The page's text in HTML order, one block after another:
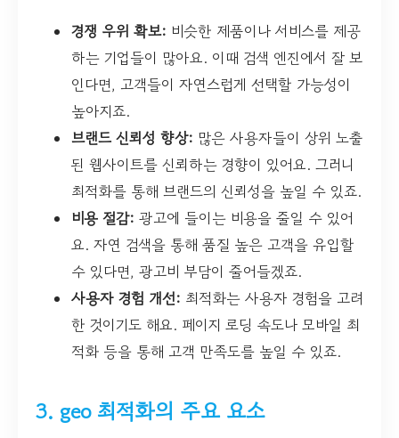
경쟁 우위 확보: 비슷한 제품이나 서비스를 제공
하는 기업들이 많아요. 이때 검색 엔진에서 잘 보
인다면, 고객들이 자연스럽게 선택할 가능성이
높아지죠.
브랜드 신뢰성 향상: 많은 사용자들이 상위 노출
된 웹사이트를 신뢰하는 경향이 있어요. 그러니
최적화를 통해 브랜드의 신뢰성을 높일 수 있죠.
비용 절감: 광고에 들이는 비용을 줄일 수 있어
요. 자연 검색을 통해 품질 높은 고객을 유입할
수 있다면, 광고비 부담이 줄어들겠죠.
사용자 경험 개선: 최적화는 사용자 경험을 고려
한 것이기도 해요. 페이지 로딩 속도나 모바일 최
적화 등을 통해 고객 만족도를 높일 수 있죠.
3. geo 최적화의 주요 요소